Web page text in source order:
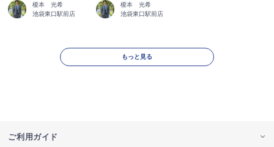
榎本 光希
池袋東口駅前店
榎本 光希
池袋東口駅前店
もっと見る
ご利用ガイド